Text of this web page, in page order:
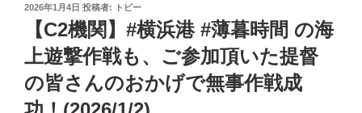
投
2026年1月4日 投稿者: トビー
【C2機関】#横浜港 #薄暮時間 の海
上遊撃作戦も、ご参加頂いた提督
の皆さんのおかげで無事作戦成